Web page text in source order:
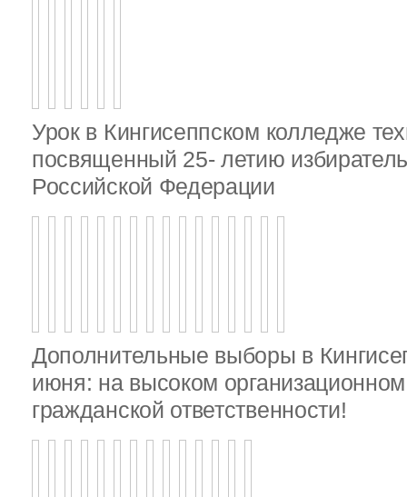
Урок в Кингисеппском колледже
посвященный 25- летию
Российской Федерации
Дополнительные выборы в
июня: на высоком
гражданской ответственности!